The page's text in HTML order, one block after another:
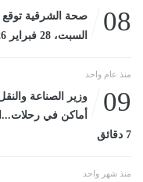
08
السبت، 28 فبراير 2026 09:18 مـ
منذ عام واحد
09
وزير الصناعة
7 دقائق
منذ شهر واحد